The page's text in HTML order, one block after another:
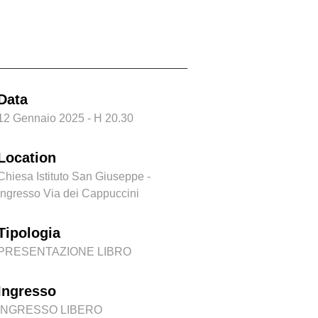
Gennaio 2025 - H 20.30
Istituto San Giuseppe -
Via dei Cappuccini
LIBRO
LIBERO